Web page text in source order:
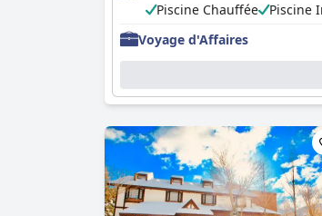
Piscine Chauffée
Piscine
Voyage d'Affaires